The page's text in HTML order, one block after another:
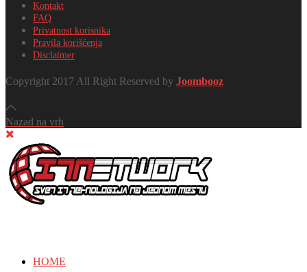
Kontakt
FAQ
Privatnost korisnika
Pravila korišćenja
Disclaimer
Copyright 2017 All Right Reserved by Joombooz
Nazad na vrh
HOME